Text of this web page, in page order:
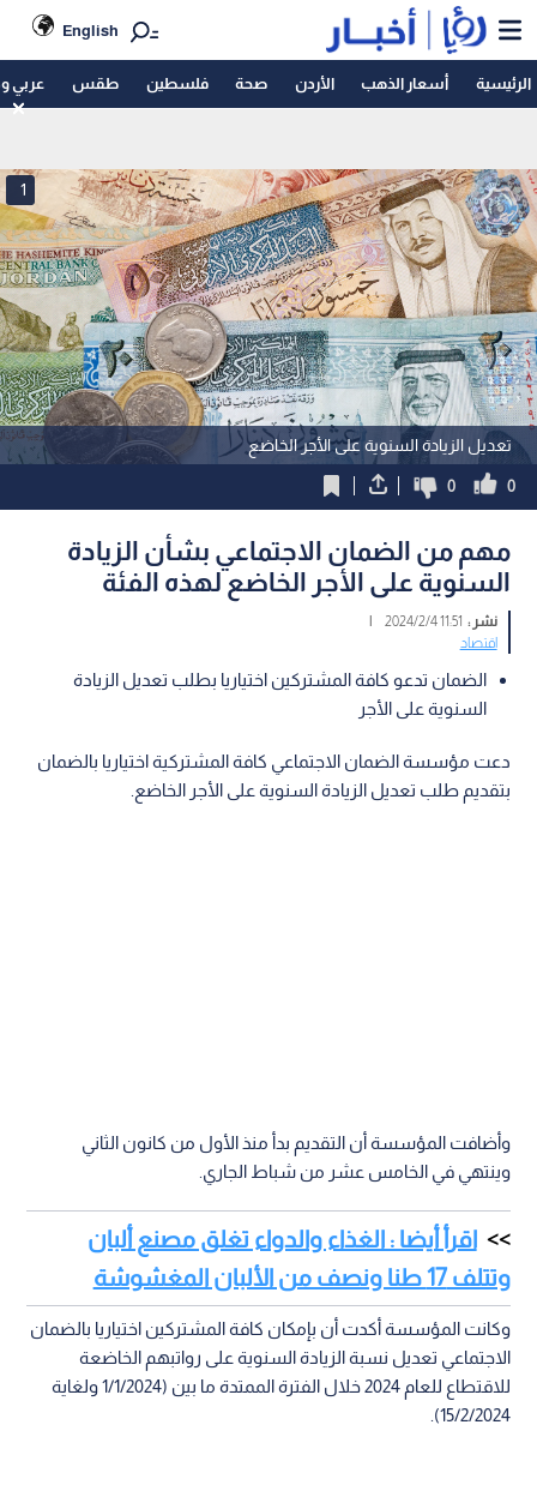
English
الرئيسية أسعار الذهب الأردن صحة فلسطين طقس عربي
تعديل الزيادة السنوية على الأجر الخاضع
1
0
0
مهم من الضمان الاجتماعي بشأن الزيادة
السنوية على الأجر الخاضع لهذه الفئة
نشر : 11:51 2024/2/4
|
اقتصاد
الضمان تدعو كافة المشتركين اختياريا بطلب تعديل الزيادة
السنوية على الأجر
دعت مؤسسة الضمان الاجتماعي كافة المشتركية اختياريا بالضمان
بتقديم طلب تعديل الزيادة السنوية على الأجر الخاضع.
وأضافت المؤسسة أن التقديم بدأ منذ الأول من كانون الثاني
وينتهي في الخامس عشر من شباط الجاري.
اقرأ أيضا : الغذاء والدواء تغلق مصنع ألبان
وتتلف 17 طنا ونصف من الألبان المغشوشة
وكانت المؤسسة أكدت أن بإمكان كافة المشتركين اختياريا بالضمان
الاجتماعي تعديل نسبة الزيادة السنوية على رواتبهم الخاضعة
للاقتطاع للعام 2024 خلال الفترة الممتدة ما بين (1/1/2024 ولغاية
15/2/2024).